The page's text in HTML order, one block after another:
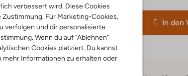
verbessert wird. Diese Cookies
Für Marketing-Cookies,
verfolgen und dir personalisierte
Wenn du auf "Ablehnen"
Cookies platziert. Du kannst
mehr Informationen zu erhalten oder
In den